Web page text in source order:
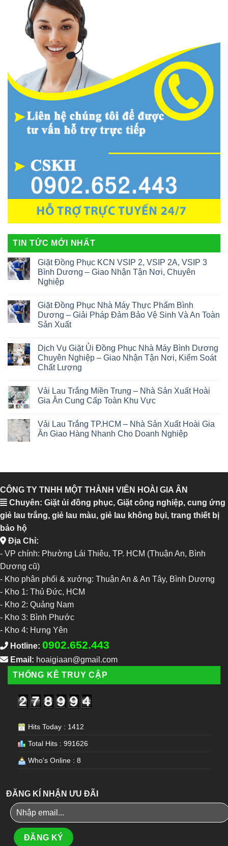
TIN TỨC MỚI NHẤT
Giặt Đồng Phục KCN VSIP 2, VSIP 2A, VSIP 3
Bình Dương – Giao Nhận Tận Nơi, Chuyên
Nghiệp
Giặt Đồng Phục Nhà Máy Thực Phẩm Bình
Dương – Giải Pháp Đảm Bảo Vệ Sinh Và An Toàn
Sản Xuất
Dịch Vụ Giặt Ủi Đồng Phục Nhà Máy Bình Dương
Chuyên Nghiệp – Giao Nhận Tận Nơi, Kiểm Soát
Chất Lượng
Vải Lau Trắng Miền Trung – Nhà Sản Xuất Hoài
Gia Ân Cung Cấp Toàn Khu Vực
Vải Lau Trắng TP.HCM – Nhà Sản Xuất Hoài Gia
Ân Giao Hàng Nhanh Cho Doanh Nghiệp
CÔNG TY TNHH MỘT THÀNH VIÊN HOÀI GIA ÂN
Chuyên: Giặt ủi đồng phục, Giặt công nghiệp, cung ứng
giẻ lau trắng, giẻ lau màu, giẻ lau không bụi, trang thiết bị
bảo hộ
Địa Chỉ:
- VP chính: Phường Lái Thiêu, TP. HCM (Thuận An, Bình
Dương cũ)
- Kho phân phối & xưởng: Thuận An & An Tây, Bình Dương
- Kho 1: Thủ Đức, HCM
- Kho 2: Quảng Nam
- Kho 3: Bình Phước
- Kho 4: Hưng Yên
Hotline: 0902.652.443
Email: hoaigiaan@gmail.com
THỐNG KÊ TRUY CẬP
Hits Today : 1412
Total Hits : 991626
Who's Online : 8
ĐĂNG KÍ NHẬN ƯU ĐÃI